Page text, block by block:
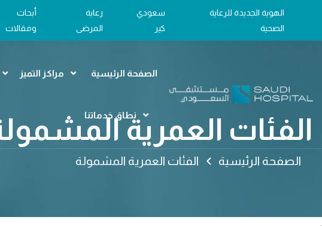
الهوية الجديدة للرعاية
الصحية
سعودي
كير
رعاية
المرضى
أبحاث
ومقالات
الصفحة الرئيسية مراكز التميز
نطاق خدماتناالفئات العمرية
الصفحة الرئيسية الفئات العمرية المشمولة